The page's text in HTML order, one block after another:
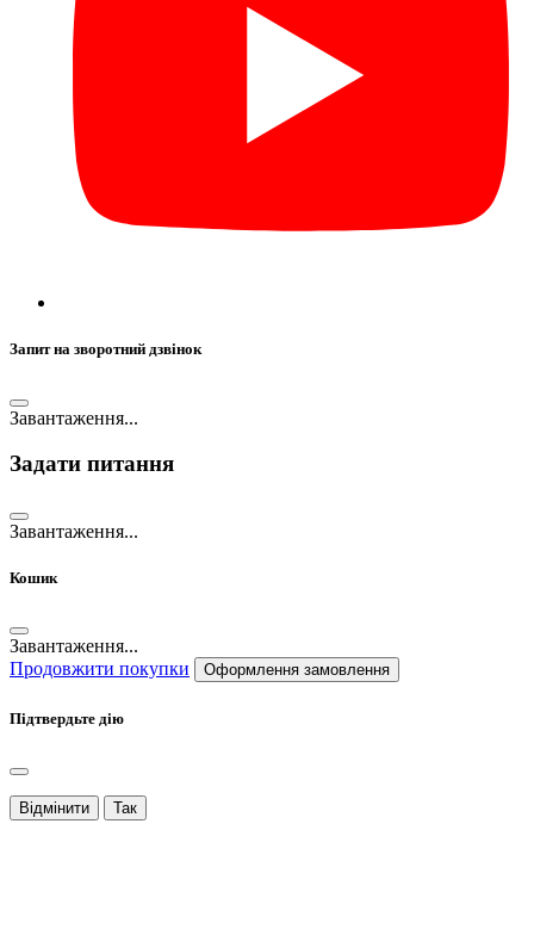
Запит на зворотний дзвінок
Завантаження...
Задати питання
Завантаження...
Кошик
Завантаження...
Продовжити покупки
Оформлення замовлення
Підтвердьте дію
Відмінити Так